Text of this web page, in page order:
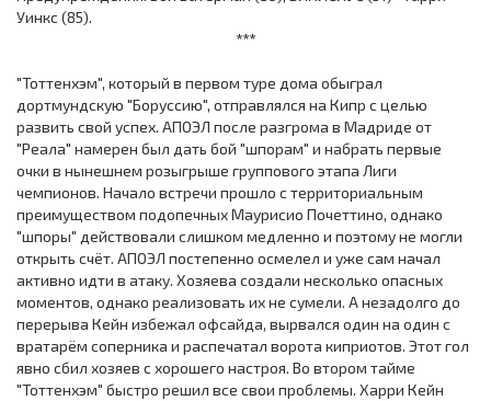
Уинкс (85).
***
"Тоттенхэм", который в первом туре дома обыграл
дортмундскую "Боруссию", отправлялся на Кипр с целью
развить свой успех. АПОЭЛ после разгрома в Мадриде от
"Реала" намерен был дать бой "шпорам" и набрать первые
очки в нынешнем розыгрыше группового этапа Лиги
чемпионов. Начало встречи прошло с территориальным
преимуществом подопечных Маурисио Почеттино, однако
"шпоры" действовали слишком медленно и поэтому не могли
открыть счёт. АПОЭЛ постепенно осмелел и уже сам начал
активно идти в атаку. Хозяева создали несколько опасных
моментов, однако реализовать их не сумели. А незадолго до
перерыва Кейн избежал офсайда, вырвался один на один с
вратарём соперника и распечатал ворота киприотов. Этот гол
явно сбил хозяев с хорошего настроя. Во втором тайме
"Тоттенхэм" быстро решил все свои проблемы. Харри Кейн